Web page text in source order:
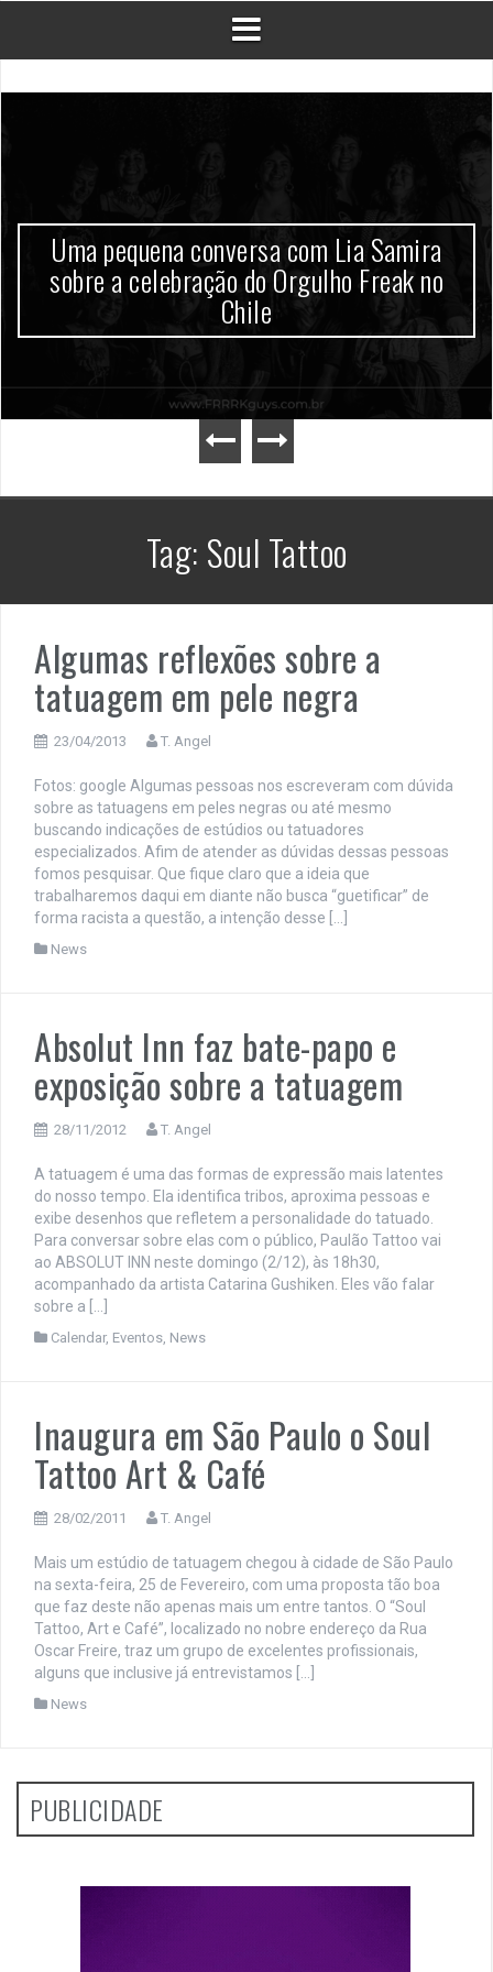
Uma pequena conversa com Lia Samira
sobre a celebração do Orgulho Freak no
Chile
Tag: Soul Tattoo
Algumas reflexões sobre a
tatuagem em pele negra
23/04/2013 T. Angel
Fotos: google Algumas pessoas nos escreveram com dúvida
sobre as tatuagens em peles negras ou até mesmo
buscando indicações de estúdios ou tatuadores
especializados. Afim de atender as dúvidas dessas pessoas
fomos pesquisar. Que fique claro que a ideia que
trabalharemos daqui em diante não busca “guetificar” de
forma racista a questão, a intenção desse […]
News
Absolut Inn faz bate-papo e
exposição sobre a tatuagem
28/11/2012 T. Angel
A tatuagem é uma das formas de expressão mais latentes
do nosso tempo. Ela identifica tribos, aproxima pessoas e
exibe desenhos que refletem a personalidade do tatuado.
Para conversar sobre elas com o público, Paulão Tattoo vai
ao ABSOLUT INN neste domingo (2/12), às 18h30,
acompanhado da artista Catarina Gushiken. Eles vão falar
sobre a […]
Calendar, Eventos, News
Inaugura em São Paulo o Soul
Tattoo Art & Café
28/02/2011 T. Angel
Mais um estúdio de tatuagem chegou à cidade de São Paulo
na sexta-feira, 25 de Fevereiro, com uma proposta tão boa
que faz deste não apenas mais um entre tantos. O “Soul
Tattoo, Art e Café”, localizado no nobre endereço da Rua
Oscar Freire, traz um grupo de excelentes profissionais,
alguns que inclusive já entrevistamos […]
News
PUBLICIDADE